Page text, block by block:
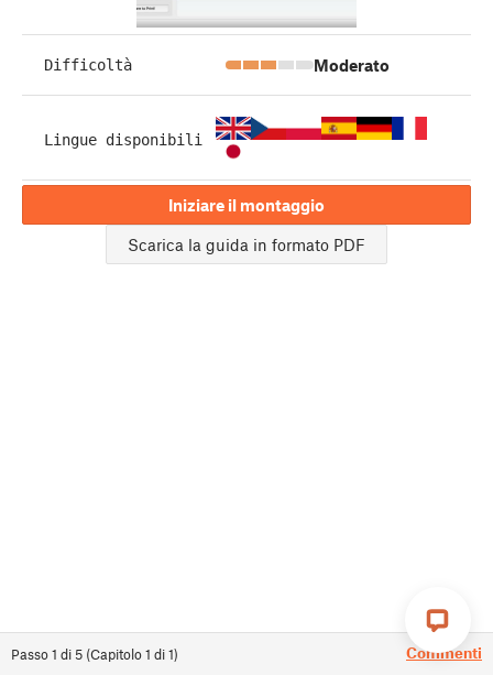
Passo1 di 5 (Capitolo1 di1) Commenti
Difficoltà Moderato
Lingue disponibili
Iniziare il montaggio
Scarica la guida in formato PDF